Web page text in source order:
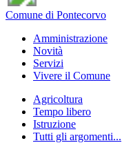
Comune di Pontecorvo
Amministrazione
Novità
Servizi
Vivere il Comune
Agricoltura
Tempo libero
Istruzione
Tutti gli argomenti...